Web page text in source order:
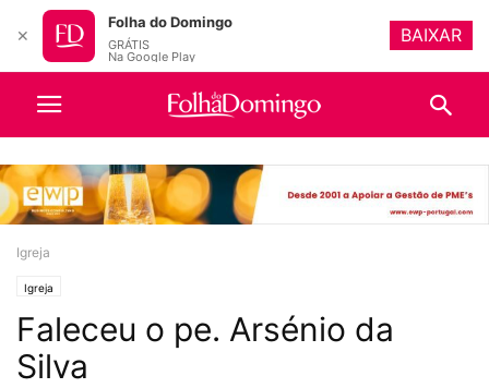
Igreja
Igreja
Faleceu o pe. Arsénio da
Silva
✕
Folha do Domingo
GRÁTIS
Na Google Play
BAIXAR